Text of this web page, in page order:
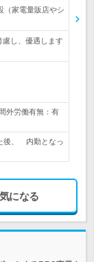
（家電量販店やシ
慮し、優遇します
外労働有無：有
後、 内勤となっ
気になる